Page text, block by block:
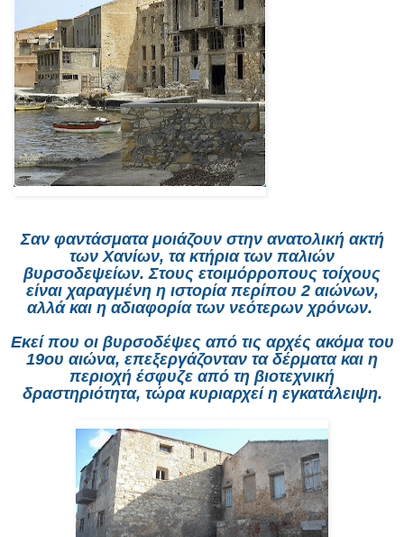
Σαν φαντάσματα μοιάζουν στην ανατολική ακτή
των Χανίων, τα κτήρια των παλιών
βυρσοδεψείων. Στους ετοιμόρροπους τοίχους
είναι χαραγμένη η ιστορία περίπου 2 αιώνων,
αλλά και η αδιαφορία των νεότερων χρόνων.
Εκεί που οι βυρσοδέψες από τις αρχές ακόμα του
19ου αιώνα, επεξεργάζονταν τα δέρματα και η
περιοχή έσφυζε από τη βιοτεχνική
δραστηριότητα, τώρα κυριαρχεί η εγκατάλειψη.